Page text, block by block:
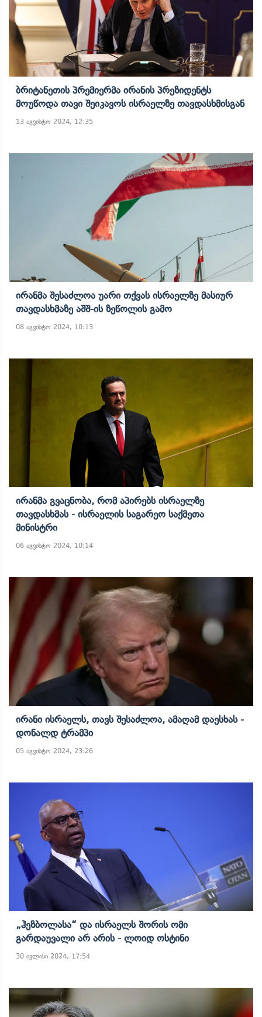
Ბრიტანეთის Პრემიერმა Ირანის Პრეზიდენტს
Მოუწოდა Თავი Შეიკავოს Ისრაელზე Თავდასხმისგან
13 აგვისტო 2024, 12:35
Ირანმა Შესაძლოა Უარი Თქვას Ისრაელზე Მასიურ
Თავდასხმაზე Აშშ-Ის Ზეწოლის Გამო
08 აგვისტო 2024, 10:13
Ირანმა Გვაცნობა, Რომ Აპირებს Ისრაელზე
Თავდასხმას - Ისრაელის Საგარეო Საქმეთა
Მინისტრი
06 აგვისტო 2024, 10:14
Ირანი Ისრაელს, Თავს Შესაძლოა, Ამაღამ Დაესხას -
Დონალდ Ტრამპი
05 აგვისტო 2024, 23:26
„ჰეზბოლასა“ Და Ისრაელს Შორის Ომი
Გარდაუვალი Არ Არის - Ლოიდ Ოსტინი
30 ივლისი 2024, 17:54